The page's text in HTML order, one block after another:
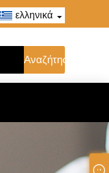
ελληνικά